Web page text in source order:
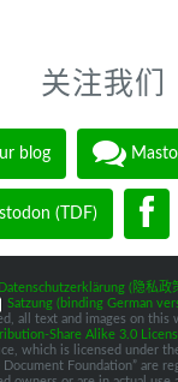
关注我们
blog
(TDF)
Datenschutzerklärung (隐私政
Satzung (binding German
all text and images on this
Share Alike 3.0
which is licensed under
Document Foundation” are